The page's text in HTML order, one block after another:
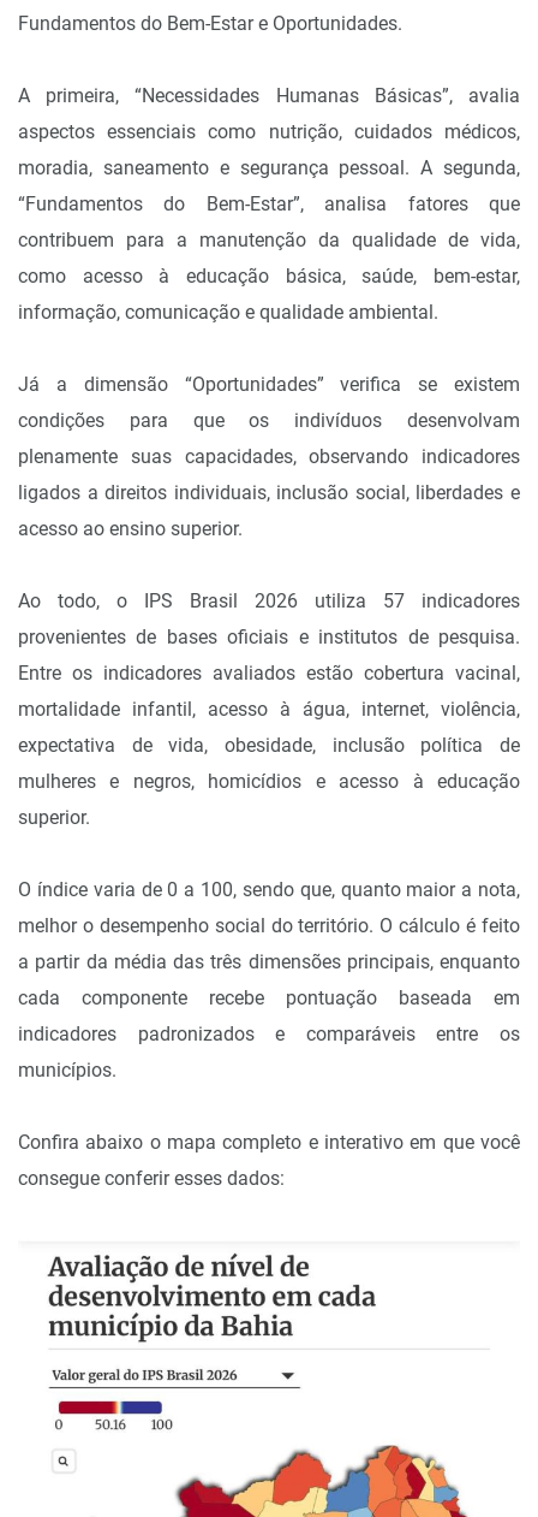
Fundamentos do Bem-Estar e Oportunidades.
A primeira, “Necessidades Humanas Básicas”, avalia
aspectos essenciais como nutrição, cuidados médicos,
moradia, saneamento e segurança pessoal. A segunda,
“Fundamentos do Bem-Estar”, analisa fatores que
contribuem para a manutenção da qualidade de vida,
como acesso à educação básica, saúde, bem-estar,
informação, comunicação e qualidade ambiental.
Já a dimensão “Oportunidades” verifica se existem
condições para que os indivíduos desenvolvam
plenamente suas capacidades, observando indicadores
ligados a direitos individuais, inclusão social, liberdades e
acesso ao ensino superior.
Ao todo, o IPS Brasil 2026 utiliza 57 indicadores
provenientes de bases oficiais e institutos de pesquisa.
Entre os indicadores avaliados estão cobertura vacinal,
mortalidade infantil, acesso à água, internet, violência,
expectativa de vida, obesidade, inclusão política de
mulheres e negros, homicídios e acesso à educação
superior.
O índice varia de 0 a 100, sendo que, quanto maior a nota,
melhor o desempenho social do território. O cálculo é feito
a partir da média das três dimensões principais, enquanto
cada componente recebe pontuação baseada em
indicadores padronizados e comparáveis entre os
municípios.
Confira abaixo o mapa completo e interativo em que você
consegue conferir esses dados: